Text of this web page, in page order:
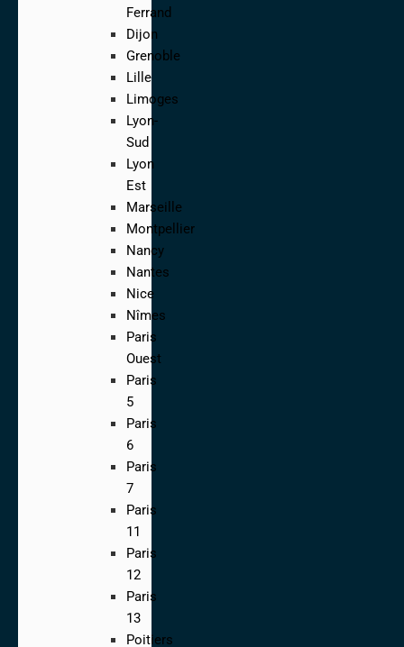
Ferrand
Dijon
Grenoble
Lille
Limoges
Lyon-
Sud
Lyon
Est
Marseille
Montpellier
Nancy
Nantes
Nice
Nîmes
Paris
Ouest
Paris
5
Paris
6
Paris
7
Paris
11
Paris
12
Paris
13
Poitiers